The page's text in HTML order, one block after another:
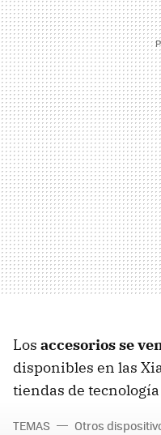
Los accesorios se
disponibles en las
tiendas de
TEMAS Otros